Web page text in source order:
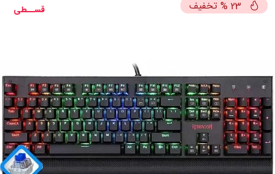
قســطی 23
% تخفیف